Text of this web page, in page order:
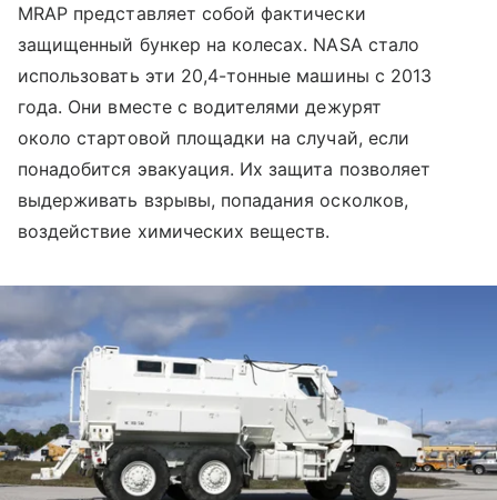
MRAP представляет собой фактически
защищенный бункер на колесах. NASA стало
использовать эти 20,4-тонные машины с 2013
года. Они вместе с водителями дежурят
около стартовой площадки на случай, если
понадобится эвакуация. Их защита позволяет
выдерживать взрывы, попадания осколков,
воздействие химических веществ.